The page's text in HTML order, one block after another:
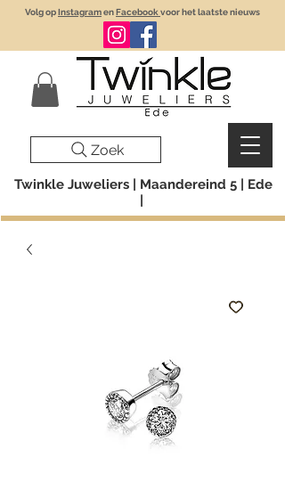
Twinkle Juweliers | Maandereind 5 | Ede
Volg opInstagramenFacebook voor het laatste nieuws
Zoek